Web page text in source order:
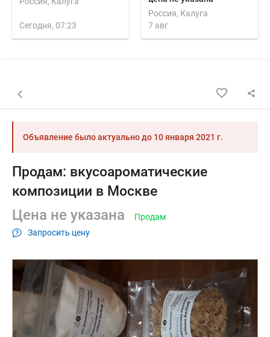
Сегодня, 07:23
Россия, Калуга
7 авг
Назад к списку объявлений
Объявление было актуально до 10 января 2021 г.
Продам: вкусоароматические
композиции в Москве
Цена не указана
Запросить цену
Продам